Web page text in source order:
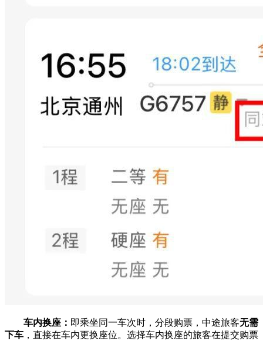
车内换座： 即乘坐同一车次时，分段购票，中途旅客无需
下车 ，直接在车内更换座位。选择车内换座的旅客在提交购票